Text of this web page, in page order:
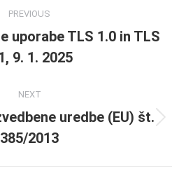
PREVIOUS
Previous
post:
uporabe TLS 1.0 in TLS
9. 1. 2025
NEXT
Next
post:
uredbe (EU) št.
385/2013